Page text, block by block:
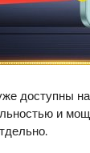
доступны
и